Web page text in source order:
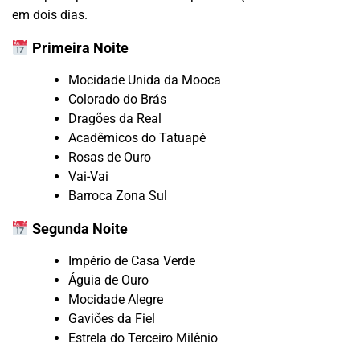
em dois dias.
Primeira Noite
Mocidade Unida da Mooca
Colorado do Brás
Dragões da Real
Acadêmicos do Tatuapé
Rosas de Ouro
Vai-Vai
Barroca Zona Sul
Segunda Noite
Império de Casa Verde
Águia de Ouro
Mocidade Alegre
Gaviões da Fiel
Estrela do Terceiro Milênio